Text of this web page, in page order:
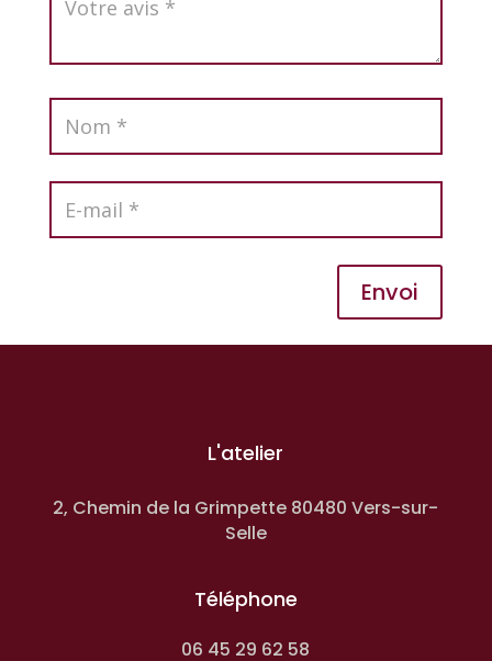
Envoi
L'atelier
2, Chemin de la Grimpette 80480 Vers-sur-
Selle
Téléphone
06 45 29 62 58